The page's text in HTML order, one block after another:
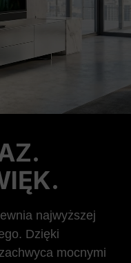
najwyższej
Dzięki
mocnymi